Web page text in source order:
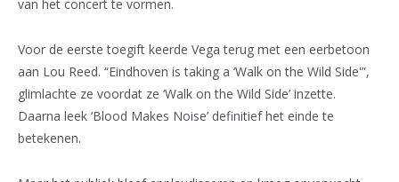
van het concert te vormen.
Voor de eerste toegift keerde Vega terug met een eerbetoon
aan Lou Reed. “Eindhoven is taking a ‘Walk on the Wild Side'”,
glimlachte ze voordat ze ‘Walk on the Wild Side’ inzette.
Daarna leek ‘Blood Makes Noise’ definitief het einde te
betekenen.